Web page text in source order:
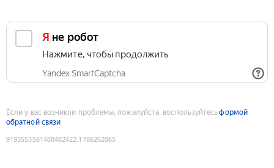
Я не робот
Нажмите, чтобы продолжить
Yandex SmartCaptcha
Если у вас возникли проблемы, пожалуйста, воспользуйтесьформой
обратной связи
9193553561488482422:1786262065